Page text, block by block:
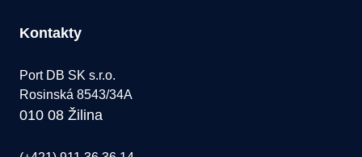
Kontakty
Port DB SK s.r.o.
Rosinská 8543/34A
010 08 Žilina